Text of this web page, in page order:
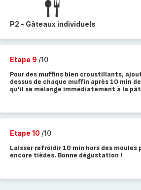
P2 - Gâteaux individuels
Etape 9 /10
Pour des muffins bien croustillants,
dessus de chaque muffin après 10 min
qu’il se mélange immédiatement à la
Etape 10 /10
Laisser refroidir 10 min hors des moules
encore tièdes. Bonne dégustation !